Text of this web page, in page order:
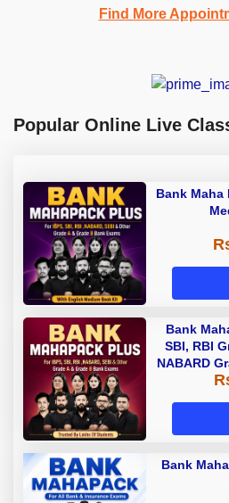
Find More
Popular Online Live
Bank
Bank
SBI, RBI
NABARD
A &
Bank